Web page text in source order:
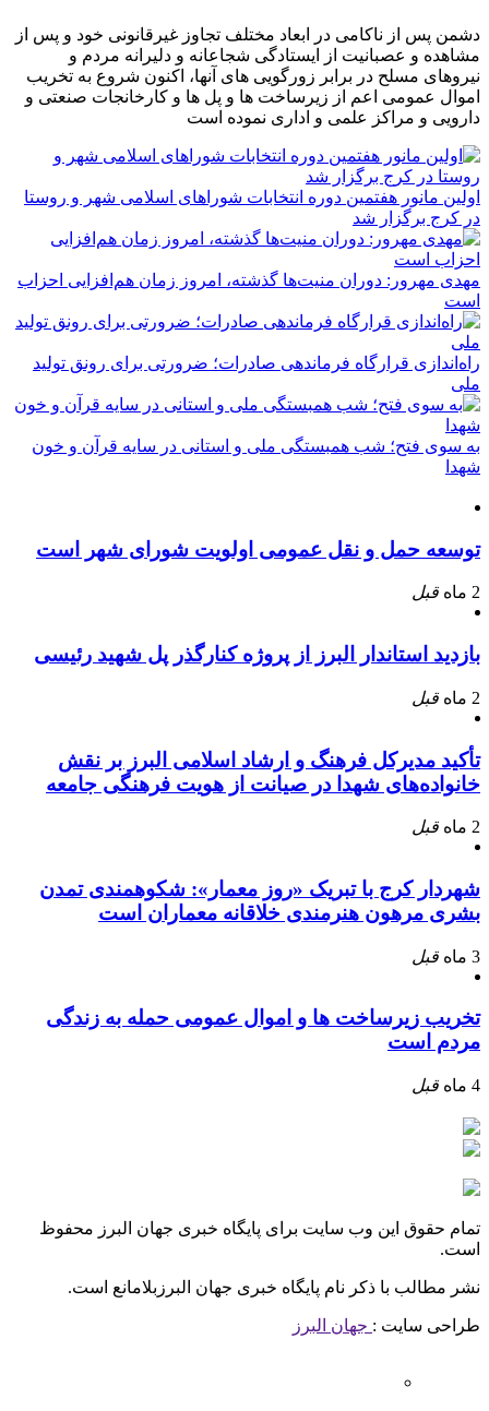
دشمن پس از ناکامی در ابعاد مختلف تجاوز غیرقانونی خود و پس از
مشاهده و عصبانیت از ایستادگی شجاعانه و دلیرانه مردم و
نیروهای مسلح در برابر زورگویی های آنها، اکنون شروع به تخریب
اموال عمومی اعم از زیرساخت ها و پل ها و کارخانجات صنعتی و
دارویی و مراکز علمی و اداری نموده است
اولین مانور هفتمین دوره انتخابات شوراهای اسلامی شهر و روستا
در کرج برگزار شد
مهدی مهرور: دوران منیت‌ها گذشته، امروز زمان هم‌افزایی احزاب
است
راه‌اندازی قرارگاه فرماندهی صادرات؛ ضرورتی برای رونق تولید
ملی
به سوی فتح؛ شب همبستگی ملی و استانی در سایه قرآن و خون
شهدا
توسعه حمل و نقل عمومی اولویت شورای شهر است
2 ماه قبل
بازدید استاندار البرز از پروژه کنارگذر پل شهید رئیسی
2 ماه قبل
تأکید مدیرکل فرهنگ و ارشاد اسلامی البرز بر نقش
خانواده‌های شهدا در صیانت از هویت فرهنگی جامعه
2 ماه قبل
شهردار کرج با تبریک «روز معمار»: شکوهمندی تمدن
بشری مرهون هنرمندی خلاقانه معماران است
3 ماه قبل
تخریب زیرساخت ها و اموال عمومی حمله به زندگی
مردم است
4 ماه قبل
تمام حقوق این وب سایت برای پایگاه خبری جهان البرز محفوظ
است.
نشر مطالب با ذکر نام پایگاه خبری جهان البرزبلامانع است.
طراحی سایت : جهان البرز